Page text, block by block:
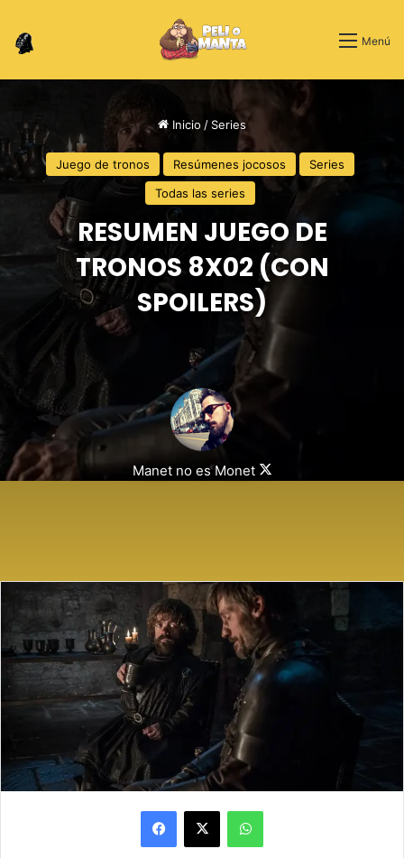
Switch skin Menú
Inicio / Series
Juego de tronos Resúmenes jocosos
Series
Todas las series
RESUMEN JUEGO DE
TRONOS 8X02 (CON
SPOILERS)
Manet no es Monet
Follow
Facebook
X WhatsApp